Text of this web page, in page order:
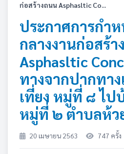
ก่อสร้างถนน Asphasltic Co...
ประกาศการกำ
กลางงานก่อสร้า
Asphasltic
ทางจากปากทา
เที่ยง หมู่ที่ ๘ ไป
หมู่ที่ ๒ ตำบลห้ว
20 เมษายน 2563 747 ครั้ง